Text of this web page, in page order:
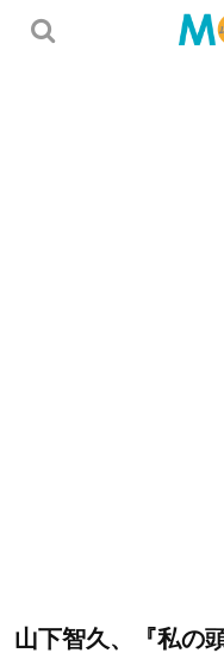
山下智久、『私の